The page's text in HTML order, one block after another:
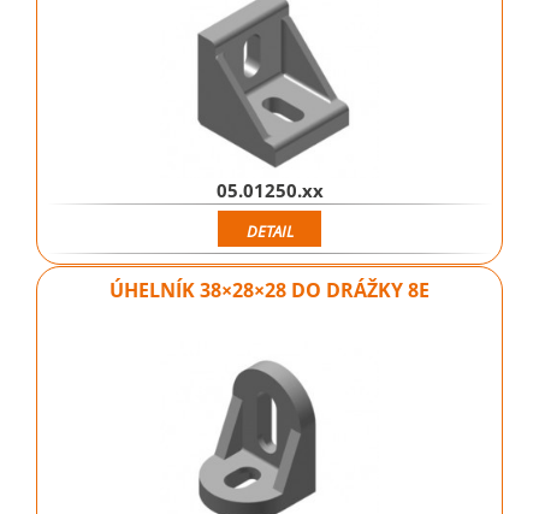
05.01250.xx
DETAIL
ÚHELNÍK 38×28×28 DO DRÁŽKY 8E